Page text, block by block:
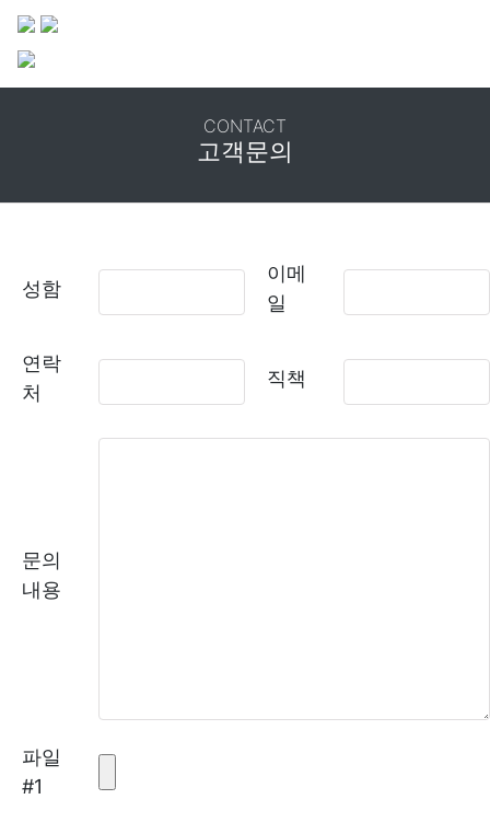
CONTACT
고객문의
성함
이메
일
연락
처
직책
문의
내용
파일
#1